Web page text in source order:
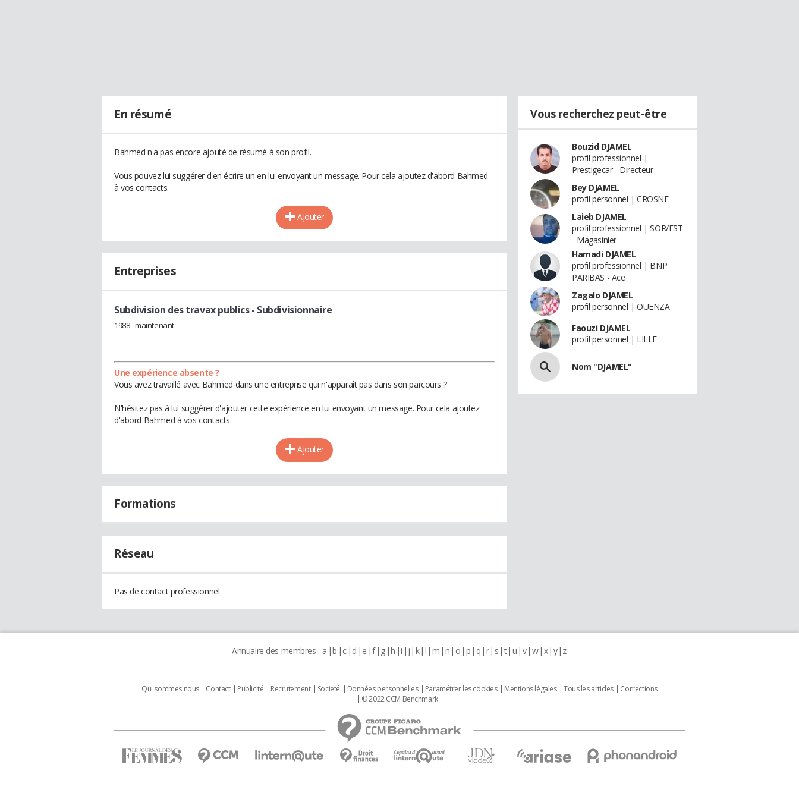
En résumé
Bahmed n'a pas encore ajouté de résumé à son profil.
Vous pouvez lui suggérer d'en écrire un en lui envoyant un message. Pour cela ajoutez d'abord Bahmed
à vos contacts.
Ajouter
Entreprises
Subdivision des travax publics- Subdivisionnaire
1988 - maintenant
Une expérience absente ?
Vous avez travaillé avec Bahmed dans une entreprise qui n'apparaît pas dans son parcours ?
N'hésitez pas à lui suggérer d'ajouter cette expérience en lui envoyant un message. Pour cela ajoutez
d'abord Bahmed à vos contacts.
Ajouter
Formations
Réseau
Pas de contact professionnel
Vous recherchez peut-être
Bouzid DJAMEL
profil professionnel |
Prestigecar - Directeur
Bey DJAMEL
profil personnel | CROSNE
Laieb DJAMEL
profil professionnel | SOR/EST
- Magasinier
Hamadi DJAMEL
profil professionnel | BNP
PARIBAS - Ace
Zagalo DJAMEL
profil personnel | OUENZA
Faouzi DJAMEL
profil personnel | LILLE
Nom "DJAMEL"
Annuaire des membres : a b c d e f g h i j k l m n o p q r s t u v w x y z
Qui sommes nous Contact Publicité Recrutement Societé Données personnelles Paramétrer les cookies Mentions légales Tous les articles
Corrections
© 2022 CCM Benchmark